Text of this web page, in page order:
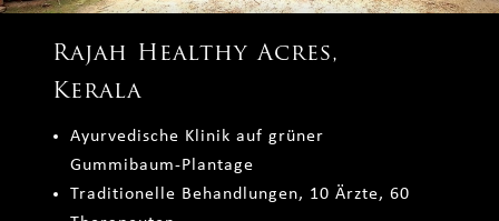
Rajah Healthy Acres,
Kerala
Ayurvedische Klinik auf grüner
Gummibaum-Plantage
Traditionelle Behandlungen, 10 Ärzte, 60